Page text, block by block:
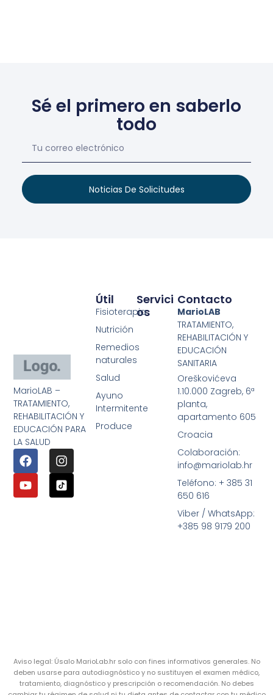
Sé el primero en saberlo
todo
Noticias De Solicitudes
MarioLAB –
TRATAMIENTO,
REHABILITACIÓN Y
EDUCACIÓN PARA
LA SALUD
Servici
Os
Útil
Fisioterapia
Nutrición
Remedios
naturales
Salud
Ayuno
Intermitente
Produce
Contacto
MarioLAB
TRATAMIENTO,
REHABILITACIÓN Y
EDUCACIÓN
SANITARIA
Oreškovićeva
1.10.000 Zagreb, 6ª
planta,
apartamento 605
Croacia
Colaboración:
info@mariolab.hr
Teléfono: + 385 31
650 616
Viber / WhatsApp:
+385 98 9179 200
Aviso legal: Úsalo MarioLab.hr solo con fines informativos generales. No
deben usarse para autodiagnóstico y no sustituyen el examen médico,
tratamiento, diagnóstico y prescripción o recomendación. No debes